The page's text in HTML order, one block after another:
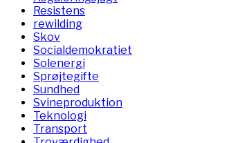
Resistens
rewilding
Skov
Socialdemokratiet
Solenergi
Sprøjtegifte
Sundhed
Svineproduktion
Teknologi
Transport